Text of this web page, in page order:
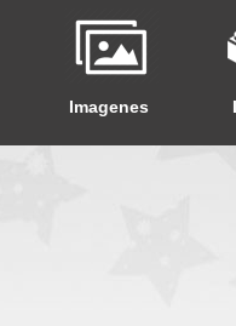
Imagenes